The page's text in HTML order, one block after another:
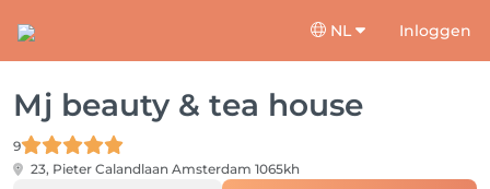
NL Inloggen
Mj beauty & tea house
9
23, Pieter Calandlaan Amsterdam 1065kh